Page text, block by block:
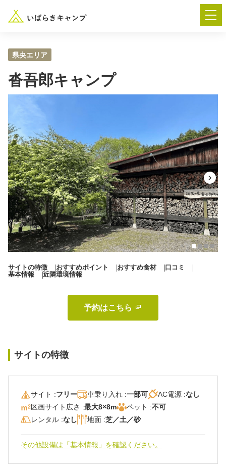
― AUTUMN FESTA 2026 ―
“いばらき”のキャンプ場を探す
楽しみ方 新着情報
イベント情報 春夏キャンプ
秋冬キャンプ 山間キャンプ
県央エリア
沓吾郎キャンプ
サイトの特徴 おすすめポイント おすすめ食材
口コミ
基本情報
近隣環境情報
予約はこちら
サイトの特徴
サイト :フリー 車乗り入れ :一部可 AC電源 :なし
区画サイト広さ :最大8×8m ペット :不可
レンタル :なし 地面 :芝／土／砂
その他設備は「基本情報」を確認ください。